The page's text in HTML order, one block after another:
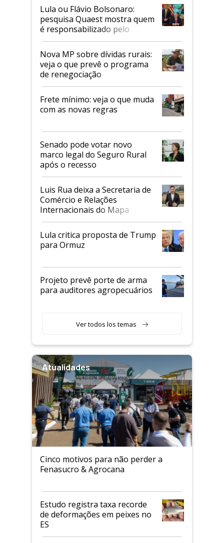
Lula ou Flávio Bolsonaro:
pesquisa Quaest mostra quem
é responsabilizado pelo
tarifaço dos EUA
Nova MP sobre dívidas rurais:
veja o que prevê o programa
de renegociação
Frete mínimo: veja o que muda
com as novas regras
Senado pode votar novo
marco legal do Seguro Rural
após o recesso
Luis Rua deixa a Secretaria de
Comércio e Relações
Internacionais do Mapa
Lula critica proposta de Trump
para Ormuz
Projeto prevê porte de arma
para auditores agropecuários
Ver todos los temas
Atualidades
Cinco motivos para não perder a
Fenasucro & Agrocana
Estudo registra taxa recorde
de deformações em peixes no
ES